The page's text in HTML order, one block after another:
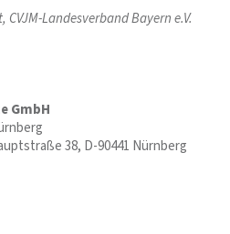
Landesverband Bayern e.V.
GmbH
38, D-90441 Nürnberg